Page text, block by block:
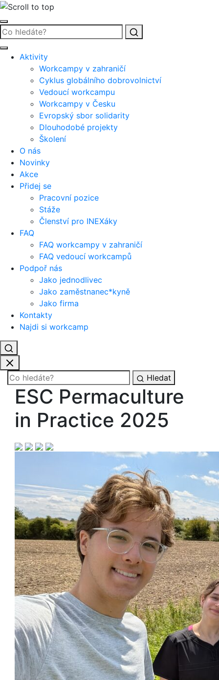
Vyhledat
Aktivity
Workcampy v zahraničí
Cyklus globálního dobrovolnictví
Vedoucí workcampu
Workcampy v Česku
Evropský sbor solidarity
Dlouhodobé projekty
Školení
O nás
Novinky
Akce
Přidej se
Pracovní pozice
Stáže
Členství pro INEXáky
FAQ
FAQ workcampy v zahraničí
FAQ vedoucí workcampů
Podpoř nás
Jako jednodlivec
Jako zaměstnanec*kyně
Jako firma
Kontakty
Najdi si workcamp
Hledat
ESC Permaculture
in Practice 2025